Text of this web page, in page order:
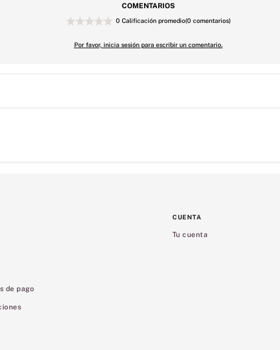
COMENTARIOS
0 Calificación promedio(0 comentarios)
Por favor, inicia sesión para escribir un comentario.
de pago
CUENTA
Tu cuenta